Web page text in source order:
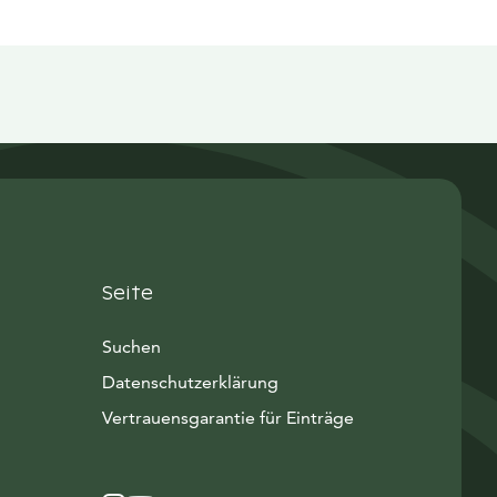
Seite
Suchen
Datenschutzerklärung
Vertrauensgarantie für Einträge